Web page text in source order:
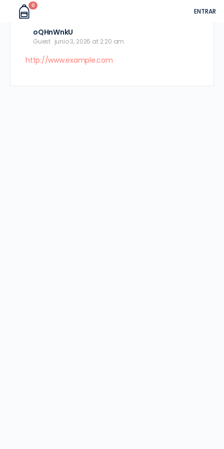
0
ENTRAR
oQHnWnkU
Guest junio 3, 2026 at 2:20 am
http://www.example.com